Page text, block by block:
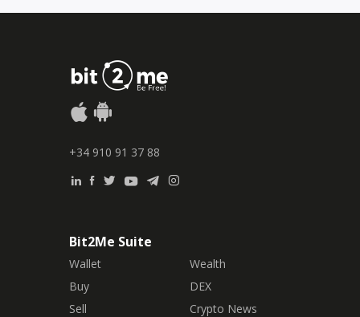
+34 910 91 37 88
Bit2Me Suite
Wallet
Buy
Sell
Wealth
DEX
Crypto News